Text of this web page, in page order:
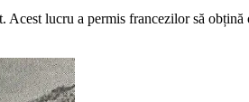
Acest lucru a permis francezilor să